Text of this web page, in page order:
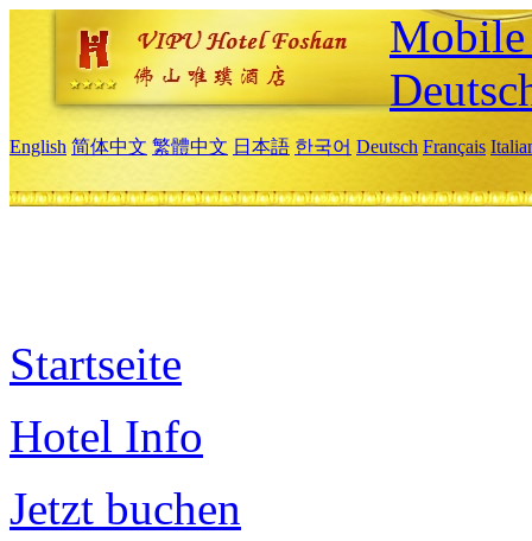
English 简体中文 繁體中文 日本語 한국어 Deutsch Français
Startseite
Hotel Info
Jetzt buchen